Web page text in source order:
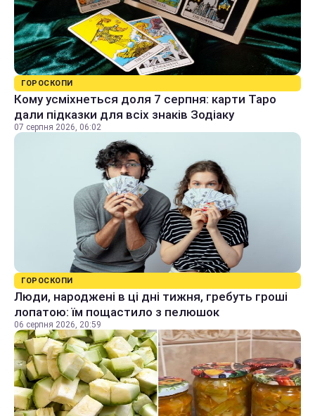
ГОРОСКОПИ
Кому усміхнеться доля 7 серпня: карти Таро
дали підказки для всіх знаків Зодіаку
07 серпня 2026, 06:02
ГОРОСКОПИ
Люди, народжені в ці дні тижня, гребуть гроші
лопатою: їм пощастило з пелюшок
06 серпня 2026, 20:59